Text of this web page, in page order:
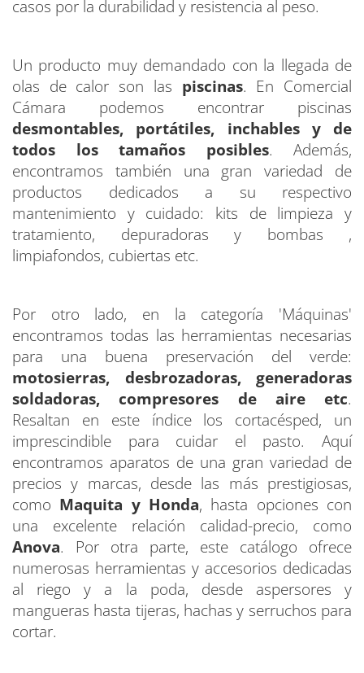
casos por la durabilidad y resistencia al peso.
Un producto muy demandado con la llegada de
olas de calor son las piscinas. En Comercial
Cámara podemos encontrar piscinas
desmontables, portátiles, inchables y de
todos los tamaños posibles. Además,
encontramos también una gran variedad de
productos dedicados a su respectivo
mantenimiento y cuidado: kits de limpieza y
tratamiento, depuradoras y bombas ,
limpiafondos, cubiertas etc.
Por otro lado, en la categoría 'Máquinas'
encontramos todas las herramientas necesarias
para una buena preservación del verde:
motosierras, desbrozadoras, generadoras
soldadoras, compresores de aire etc.
Resaltan en este índice los cortacésped, un
imprescindible para cuidar el pasto. Aquí
encontramos aparatos de una gran variedad de
precios y marcas, desde las más prestigiosas,
como Maquita y Honda, hasta opciones con
una excelente relación calidad-precio, como
Anova. Por otra parte, este catálogo ofrece
numerosas herramientas y accesorios dedicadas
al riego y a la poda, desde aspersores y
mangueras hasta tijeras, hachas y serruchos para
cortar.